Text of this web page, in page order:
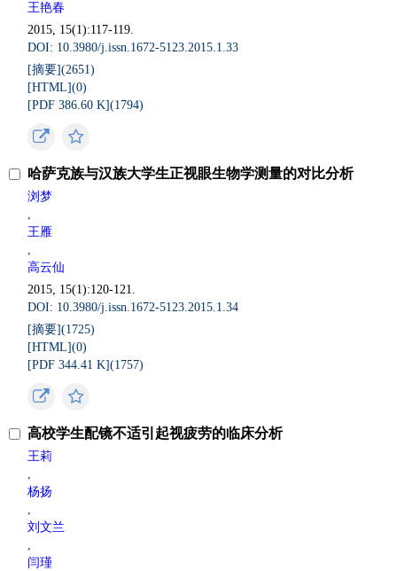
王艳春
2015, 15(1):117-119.
DOI: 10.3980/j.issn.1672-5123.2015.1.33
[摘要](2651)
[HTML](0)
[PDF 386.60 K](1794)
哈萨克族与汉族大学生正视眼生物学测量的对比分析
浏梦
,
王雁
,
高云仙
2015, 15(1):120-121.
DOI: 10.3980/j.issn.1672-5123.2015.1.34
[摘要](1725)
[HTML](0)
[PDF 344.41 K](1757)
高校学生配镜不适引起视疲劳的临床分析
王莉
,
杨扬
,
刘文兰
,
闫瑾